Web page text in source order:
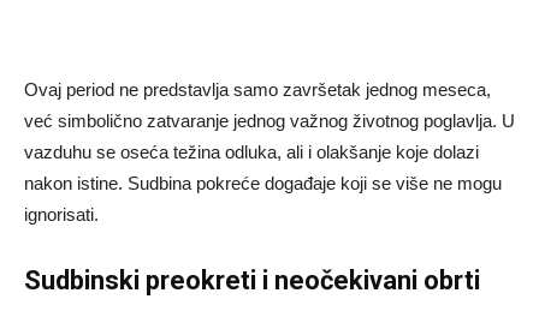
Ovaj period ne predstavlja samo završetak jednog meseca,
već simbolično zatvaranje jednog važnog životnog poglavlja. U
vazduhu se oseća težina odluka, ali i olakšanje koje dolazi
nakon istine. Sudbina pokreće događaje koji se više ne mogu
ignorisati.
Sudbinski preokreti i neočekivani obrti